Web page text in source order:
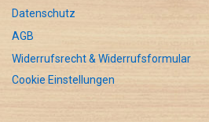
Datenschutz
AGB
Widerrufsrecht & Widerrufsformular
Cookie Einstellungen